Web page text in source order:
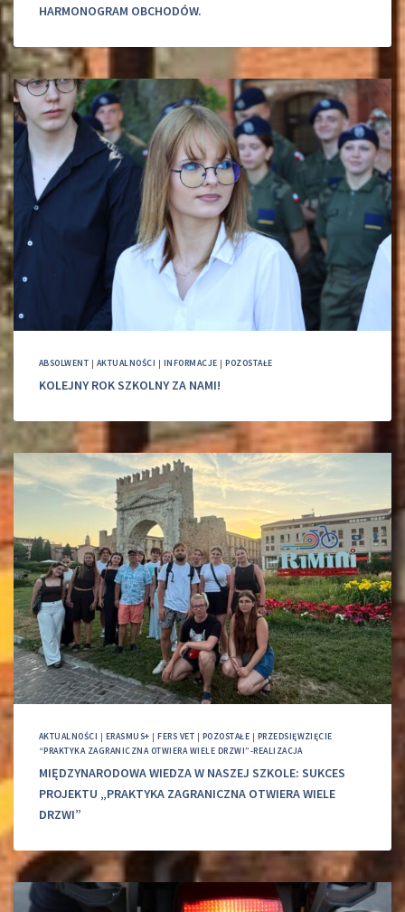
HARMONOGRAM OBCHODÓW.
ABSOLWENT | AKTUALNOŚCI | INFORMACJE |POZOSTAŁE
KOLEJNY ROK SZKOLNY ZA NAMI!
AKTUALNOŚCI | ERASMUS+ |FERS VET | POZOSTAŁE | PRZEDSIĘWZIĘCIE
“PRAKTYKA ZAGRANICZNA OTWIERA WIELE DRZWI”-REALIZACJA
MIĘDZYNARODOWA WIEDZA W NASZEJ SZKOLE: SUKCES
PROJEKTU „PRAKTYKA ZAGRANICZNA OTWIERA WIELE
DRZWI”